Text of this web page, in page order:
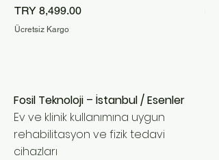
Price
TRY 8,499.00
Ücretsiz Kargo
Fosil Teknoloji – İstanbul / Esenler
Ev ve klinik kullanımına uygun
rehabilitasyon ve fizik tedavi
cihazları